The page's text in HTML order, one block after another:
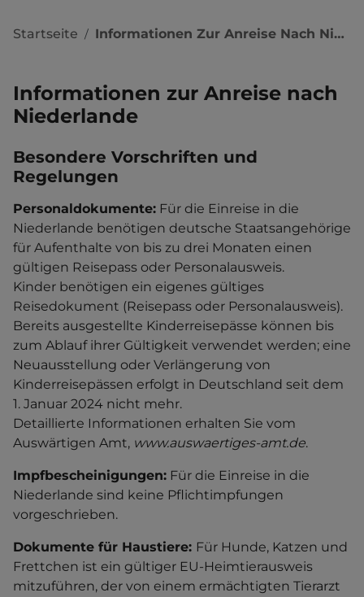
Startseite / Informationen Zur Anreise Nach Niederlande
Informationen zur Anreise nach
Niederlande
Besondere Vorschriften und
Regelungen
Personaldokumente: Für die Einreise in die
Niederlande benötigen deutsche Staatsangehörige
für Aufenthalte von bis zu drei Monaten einen
gültigen Reisepass oder Personalausweis.
Kinder benötigen ein eigenes gültiges
Reisedokument (Reisepass oder Personalausweis).
Bereits ausgestellte Kinderreisepässe können bis
zum Ablauf ihrer Gültigkeit verwendet werden; eine
Neuausstellung oder Verlängerung von
Kinderreisepässen erfolgt in Deutschland seit dem
1. Januar 2024 nicht mehr.
Detaillierte Informationen erhalten Sie vom
Auswärtigen Amt, www.auswaertiges-amt.de.
Impfbescheinigungen: Für die Einreise in die
Niederlande sind keine Pflichtimpfungen
vorgeschrieben.
Dokumente für Haustiere: Für Hunde, Katzen und
Frettchen ist ein gültiger EU-Heimtierausweis
mitzuführen, der von einem ermächtigten Tierarzt